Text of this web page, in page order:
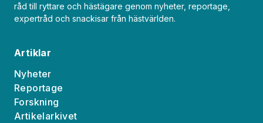
råd till ryttare och hästägare genom nyheter, reportage,
expertråd och snackisar från hästvärlden.
Artiklar
Nyheter
Reportage
Forskning
Artikelarkivet